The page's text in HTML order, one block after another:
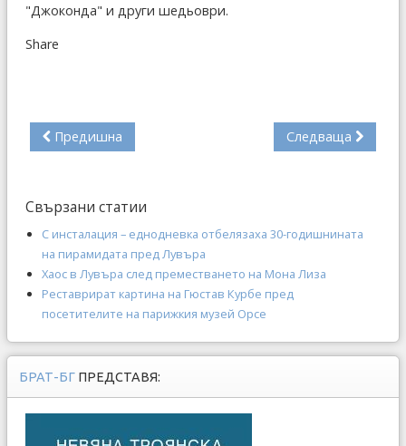
"Джоконда" и други шедьоври.
Share
Предишна Следваща
Свързани статии
С инсталация – еднодневка отбелязаха 30-годишнината
на пирамидата пред Лувъра
Хаос в Лувъра след преместването на Мона Лиза
Реставрират картина на Гюстав Курбе пред
посетителите на парижкия музей Орсе
БРАТ-БГ ПРЕДСТАВЯ: